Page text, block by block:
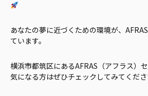
あなたの夢に近づくための環境が、
ています。
横浜市都筑区にあるAFRAS（アフラス）
気になる方はぜひチェックしてみてくださ